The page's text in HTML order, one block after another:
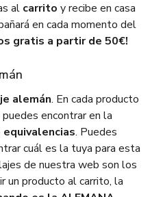
al carrito y recibe en casa
en cada momento del
gratis a partir de 50€!
alemán. En cada producto
encontrar en la
. Puedes
cuál es la tuya para esta
de nuestra web son los
un producto al carrito, la